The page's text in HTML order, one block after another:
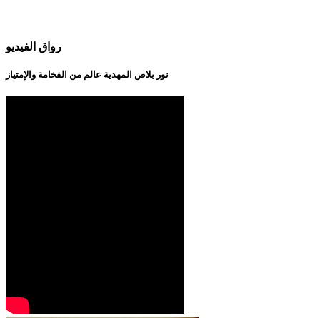
رواق الفيديو
نور بلاص المهدية عالم من الفخامة والإمتياز